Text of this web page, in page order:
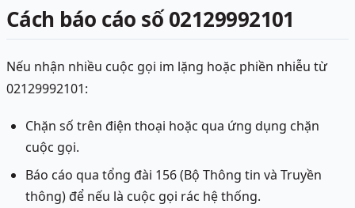
Cách báo cáo số 02129992101
Nếu nhận nhiều cuộc gọi im lặng hoặc phiền nhiễu từ
02129992101:
Chặn số trên điện thoại hoặc qua ứng dụng chặn
cuộc gọi.
Báo cáo qua tổng đài 156 (Bộ Thông tin và Truyền
thông) để nếu là cuộc gọi rác hệ thống.